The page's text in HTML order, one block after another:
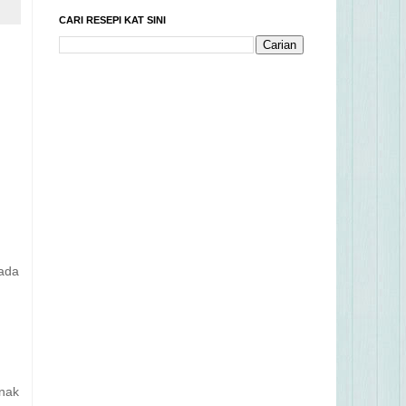
CARI RESEPI KAT SINI